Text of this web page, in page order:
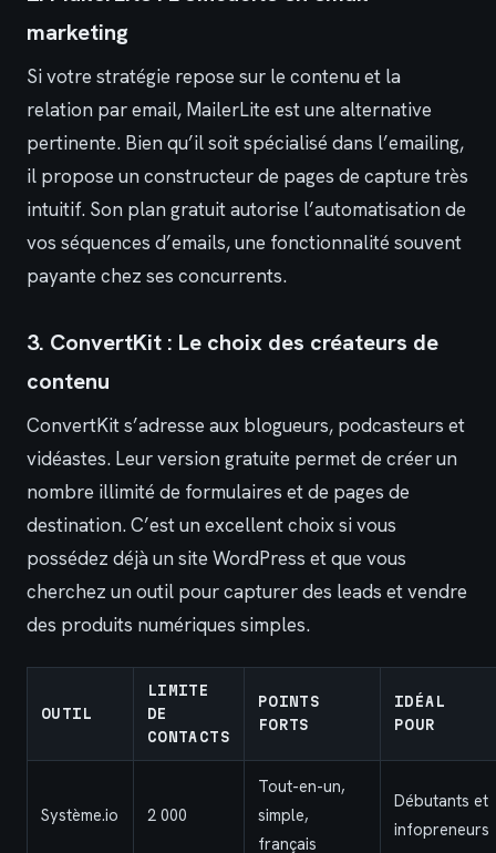
marketing
Si votre stratégie repose sur le contenu et la
relation par email, MailerLite est une alternative
pertinente. Bien qu’il soit spécialisé dans l’emailing,
il propose un constructeur de pages de capture très
intuitif. Son plan gratuit autorise l’automatisation de
vos séquences d’emails, une fonctionnalité souvent
payante chez ses concurrents.
3. ConvertKit : Le choix des créateurs de
contenu
ConvertKit s’adresse aux blogueurs, podcasteurs et
vidéastes. Leur version gratuite permet de créer un
nombre illimité de formulaires et de pages de
destination. C’est un excellent choix si vous
possédez déjà un site WordPress et que vous
cherchez un outil pour capturer des leads et vendre
des produits numériques simples.
OUTIL
LIMITE
DE
CONTACTS
POINTS
FORTS
IDÉAL
POUR
Système.io 2 000
Tout-en-un,
simple,
français
Débutants et
infopreneurs